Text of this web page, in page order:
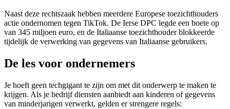
Naast deze rechtszaak hebben meerdere Europese toezichthouders
actie ondernomen tegen TikTok. De Ierse DPC legde een boete op
van 345 miljoen euro, en de Italiaanse toezichthouder blokkeerde
tijdelijk de verwerking van gegevens van Italiaanse gebruikers.
De les voor ondernemers
Je hoeft geen techgigant te zijn om met dit onderwerp te maken te
krijgen. Als je bedrijf diensten aanbiedt aan kinderen of gegevens
van minderjarigen verwerkt, gelden er strengere regels: